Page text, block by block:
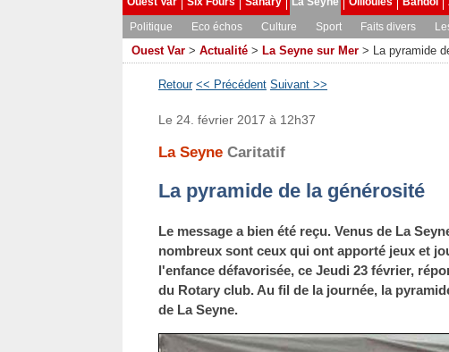
Politique
Eco échos Culture Sport Faits divers
Ouest Var > Actualité > La Seyne sur Mer > La pyramide
Retour << Précédent Suivant >>
Le 24. février 2017 à 12h37
La Seyne Caritatif
La pyramide de la générosité
Le message a bien été reçu. Venus de La
nombreux sont ceux qui ont apporté jeux et
l'enfance défavorisée, ce Jeudi 23 février,
du Rotary club. Au fil de la journée, la
de La Seyne.